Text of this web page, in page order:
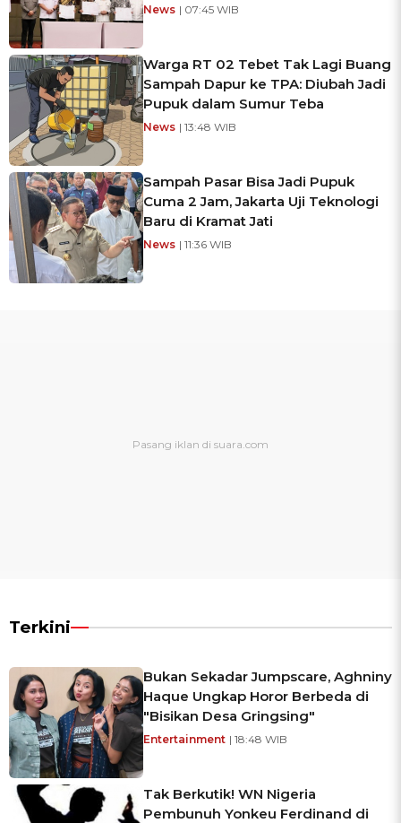
News | 07:45 WIB
Warga RT 02 Tebet Tak Lagi Buang
Sampah Dapur ke TPA: Diubah Jadi
Pupuk dalam Sumur Teba
News | 13:48 WIB
Sampah Pasar Bisa Jadi Pupuk
Cuma 2 Jam, Jakarta Uji Teknologi
Baru di Kramat Jati
News | 11:36 WIB
Terkini
Bukan Sekadar Jumpscare, Aghniny
Haque Ungkap Horor Berbeda di
"Bisikan Desa Gringsing"
Entertainment | 18:48 WIB
Tak Berkutik! WN Nigeria
Pembunuh Yonkeu Ferdinand di